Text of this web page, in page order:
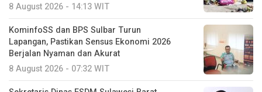
8 August 2026 - 14:13 WIT
KominfoSS dan BPS Sulbar Turun
Lapangan, Pastikan Sensus Ekonomi 2026
Berjalan Nyaman dan Akurat
8 August 2026 - 07:32 WIT